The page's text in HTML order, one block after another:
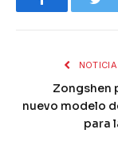
Zongshen
nuevo modelo
para